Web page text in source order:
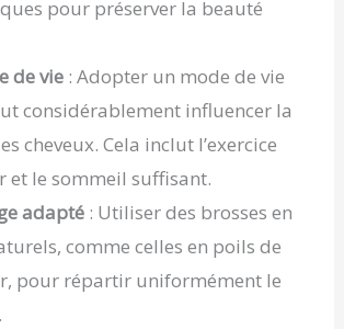
pour préserver la beauté
de vie : Adopter un mode de vie
considérablement influencer la
cheveux. Cela inclut l’exercice
et le sommeil suffisant.
adapté : Utiliser des brosses en
comme celles en poils de
pour répartir uniformément le